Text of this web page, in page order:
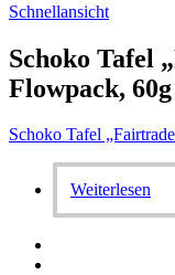
Schnellansicht
Schoko Tafel
Flowpack,
Schoko Tafel
Weiterlesen